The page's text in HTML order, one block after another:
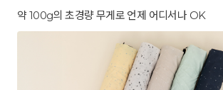
약 100g의 초경량 무게로 언제 어디서나 OK